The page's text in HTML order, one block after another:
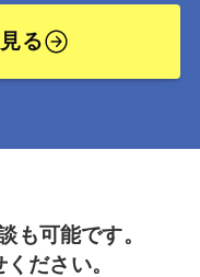
る
も可能です。
ださい。